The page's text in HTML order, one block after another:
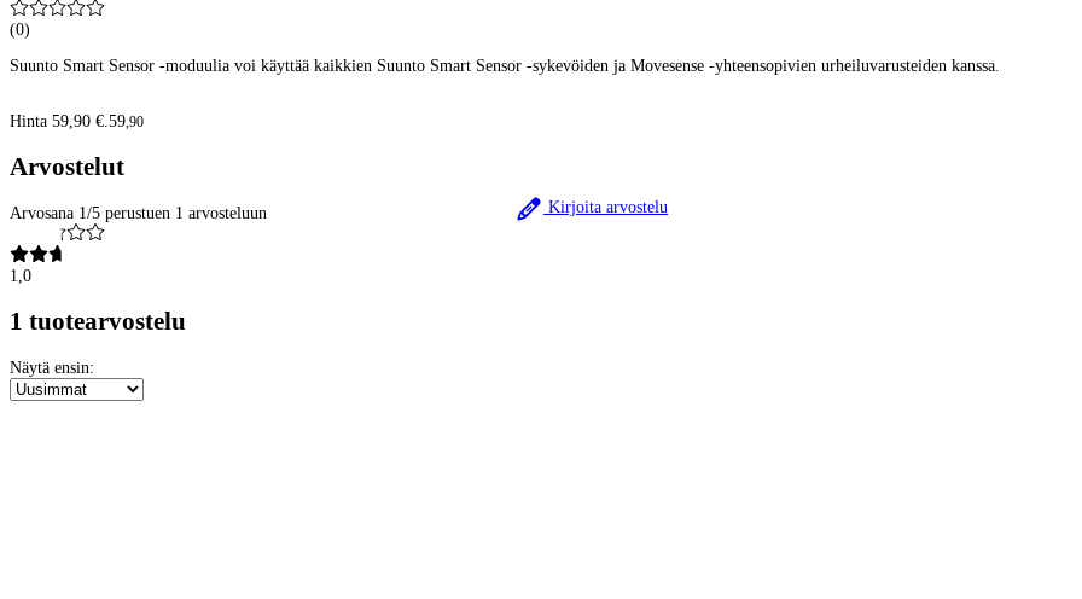
(0)
Suunto Smart Sensor -moduulia voi käyttää kaikkien Suunto Smart Sensor -sykevöiden ja Movesense -yhteensopivien urheiluvarusteiden kanssa.
Hinta 59,90 €.59,90
Arvostelut
Arvosana 1/5 perustuen 1 arvosteluun
1,0
Kirjoita arvostelu
1 tuotearvostelu
Näytä ensin: